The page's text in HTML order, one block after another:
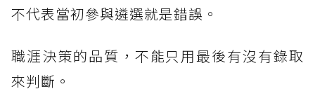
不代表當初參與遴選就是錯誤。
職涯決策的品質，不能只用最後有沒有錄取
來判斷。